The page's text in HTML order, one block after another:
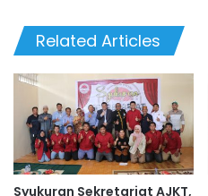
Related Articles
Syukuran Sekretariat AJKT,